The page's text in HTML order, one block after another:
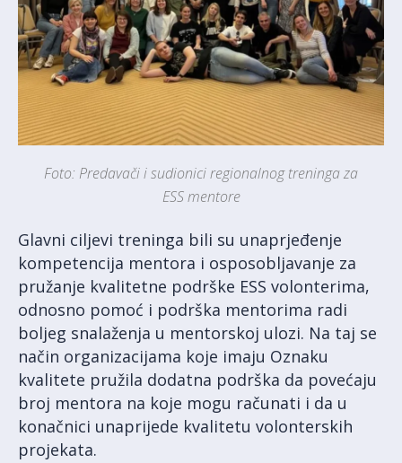
Foto: Predavači i sudionici regionalnog treninga za
ESS mentore
Glavni ciljevi treninga bili su unaprjeđenje
kompetencija mentora i osposobljavanje za
pružanje kvalitetne podrške ESS volonterima,
odnosno pomoć i podrška mentorima radi
boljeg snalaženja u mentorskoj ulozi. Na taj se
način organizacijama koje imaju Oznaku
kvalitete pružila dodatna podrška da povećaju
broj mentora na koje mogu računati i da u
konačnici unaprijede kvalitetu volonterskih
projekata.